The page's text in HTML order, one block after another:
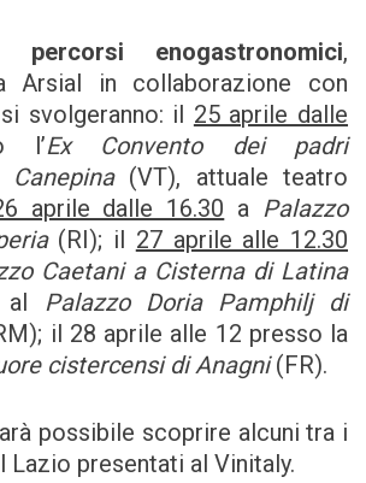
enogastronomici,
Arsial in collaborazione con
svolgeranno: il 25 aprile dalle
l’Ex Convento dei padri
(VT), attuale teatro
aprile dalle 16.30 a Palazzo
(RI); il 27 aprile alle 12.30
Caetani a Cisterna di Latina
al Palazzo Doria Pamphilj di
il 28 aprile alle 12 presso la
cistercensi di Anagni(FR).
possibile scoprire alcuni tra i
Lazio presentati al Vinitaly.